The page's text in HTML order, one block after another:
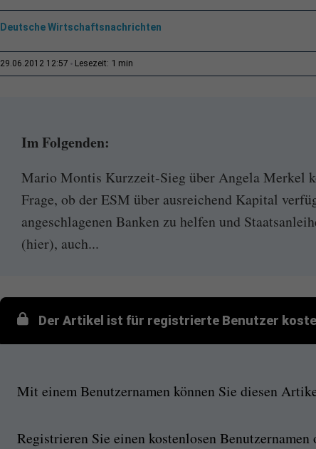
Deutsche Wirtschaftsnachrichten
29.06.2012 12:57 Lesezeit: 1 min
Im Folgenden:
Mario Montis Kurzzeit-Sieg über Angela Merkel
Frage, ob der ESM über ausreichend Kapital
angeschlagenen Banken zu helfen und
(hier), auch...
Der Artikel ist für registrierte Benutzer
Mit einem Benutzernamen können Sie diesen
Registrieren Sie einen kostenlosen Benutzernamen